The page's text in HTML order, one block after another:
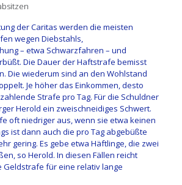
der Caritas werden die meisten
wegen Diebstahls,
– etwa Schwarzfahren – und
Die Dauer der Haftstrafe bemisst
Die wiederum sind an den Wohlstand
Je höher das Einkommen, desto
Strafe pro Tag. Für die Schuldner
Herold ein zweischneidiges Schwert.
oft niedriger aus, wenn sie etwa keinen
ist dann auch die pro Tag abgebüßte
gering. Es gebe etwa Häftlinge, die zwei
so Herold. In diesen Fällen reicht
Geldstrafe für eine relativ lange